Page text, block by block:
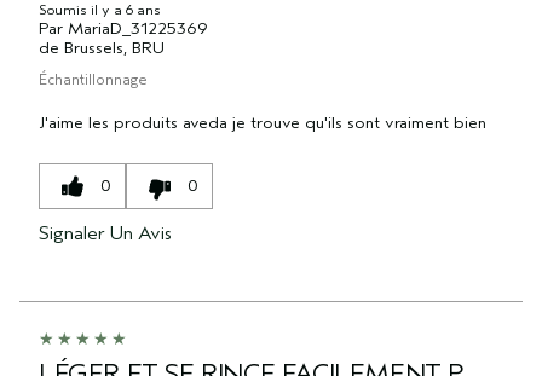
Soumis il y a 6 ans
Par MariaD_31225369
de Brussels, BRU
Échantillonnage
J'aime les produits aveda je trouve qu'ils sont vraiment bien
0 0
Signaler Un Avis